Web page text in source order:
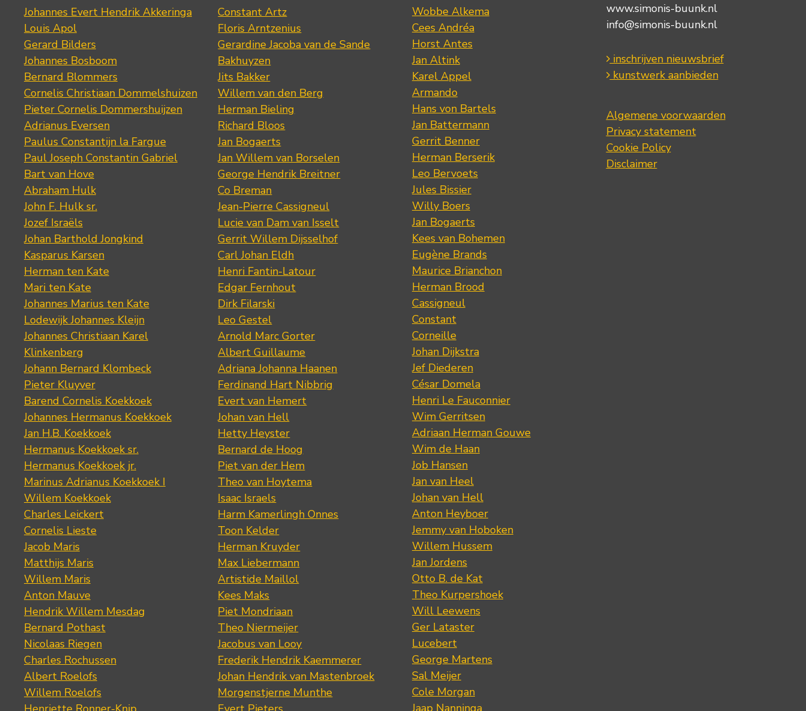
Johannes Evert Hendrik Akkeringa
Louis Apol
Gerard Bilders
Johannes Bosboom
Bernard Blommers
Cornelis Christiaan Dommelshuizen
Pieter Cornelis Dommershuijzen
Adrianus Eversen
Paulus Constantijn la Fargue
Paul Joseph Constantin Gabriel
Bart van Hove
Abraham Hulk
John F. Hulk sr.
Jozef Israëls
Johan Barthold Jongkind
Kasparus Karsen
Herman ten Kate
Mari ten Kate
Johannes Marius ten Kate
Lodewijk Johannes Kleijn
Johannes Christiaan Karel
Klinkenberg
Johann Bernard Klombeck
Pieter Kluyver
Barend Cornelis Koekkoek
Johannes Hermanus Koekkoek
Jan H.B. Koekkoek
Hermanus Koekkoek sr.
Hermanus Koekkoek jr.
Marinus Adrianus Koekkoek I
Willem Koekkoek
Charles Leickert
Cornelis Lieste
Jacob Maris
Matthijs Maris
Willem Maris
Anton Mauve
Hendrik Willem Mesdag
Bernard Pothast
Nicolaas Riegen
Charles Rochussen
Albert Roelofs
Willem Roelofs
Constant Artz
Floris Arntzenius
Gerardine Jacoba van de Sande
Bakhuyzen
Jits Bakker
Willem van den Berg
Herman Bieling
Richard Bloos
Jan Bogaerts
Jan Willem van Borselen
George Hendrik Breitner
Co Breman
Jean-Pierre Cassigneul
Lucie van Dam van Isselt
Gerrit Willem Dijsselhof
Carl Johan Eldh
Henri Fantin-Latour
Edgar Fernhout
Dirk Filarski
Leo Gestel
Arnold Marc Gorter
Albert Guillaume
Adriana Johanna Haanen
Ferdinand Hart Nibbrig
Evert van Hemert
Johan van Hell
Hetty Heyster
Bernard de Hoog
Piet van der Hem
Theo van Hoytema
Isaac Israels
Harm Kamerlingh Onnes
Toon Kelder
Herman Kruyder
Max Liebermann
Artistide Maillol
Kees Maks
Piet Mondriaan
Theo Niermeijer
Jacobus van Looy
Frederik Hendrik Kaemmerer
Johan Hendrik van Mastenbroek
Morgenstjerne Munthe
Wobbe Alkema
Cees Andréa
Horst Antes
Jan Altink
Karel Appel
Armando
Hans von Bartels
Jan Battermann
Gerrit Benner
Herman Berserik
Leo Bervoets
Jules Bissier
Willy Boers
Jan Bogaerts
Kees van Bohemen
Eugène Brands
Maurice Brianchon
Herman Brood
Cassigneul
Constant
Corneille
Johan Dijkstra
Jef Diederen
César Domela
Henri Le Fauconnier
Wim Gerritsen
Adriaan Herman Gouwe
Wim de Haan
Job Hansen
Jan van Heel
Johan van Hell
Anton Heyboer
Jemmy van Hoboken
Willem Hussem
Jan Jordens
Otto B. de Kat
Theo Kurpershoek
Will Leewens
Ger Lataster
Lucebert
George Martens
Sal Meijer
Cole Morgan
www.simonis-buunk.nl
info@simonis-buunk.nl
inschrijven nieuwsbrief
kunstwerk aanbieden
Algemene voorwaarden
Privacy statement
Cookie Policy
Disclaimer